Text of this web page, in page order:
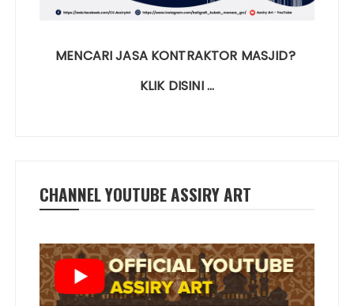
MENCARI JASA KONTRAKTOR MASJID?
KLIK DISINI …
CHANNEL YOUTUBE ASSIRY ART